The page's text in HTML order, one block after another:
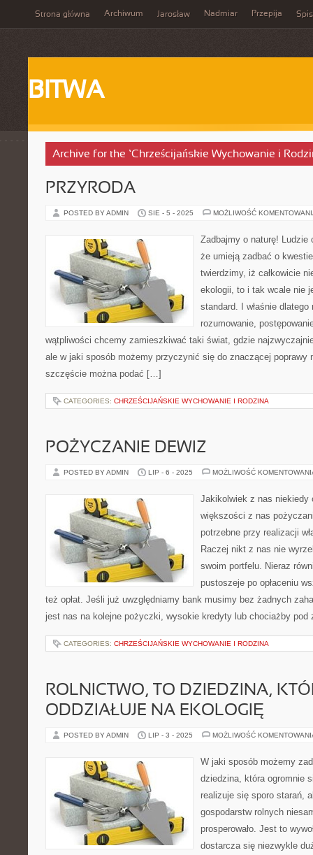
Strona główna Archiwum Jarosław Nadmiar Przepija
BITWA
Archive for the ‘Chrześcijańskie Wychowanie i
PRZYRODA
POSTED BY ADMIN SIE - 5 - 2025 MOŻLIWOŚĆ
Zadbajmy o naturę! Ludzie
że umieją zadbać o
twierdzimy, iż całkowicie
ekologii, to i tak wcale nie
standard. I właśnie
rozumowanie,
wątpliwości chcemy zamieszkiwać taki świat, gdzie
ale w jaki sposób możemy przyczynić się do znaczącej poprawy
szczęście można podać […]
CATEGORIES: CHRZEŚCIJAŃSKIE WYCHOWANIE I RODZINA
POŻYCZANIE DEWIZ
POSTED BY ADMIN LIP - 6 - 2025 MOŻLIWOŚĆ
Jakikolwiek z nas
większości z nas
potrzebne przy realizacji
Raczej nikt z nas nie
swoim portfelu. Nieraz
pustoszeje po opłaceniu
też opłat. Jeśli już uwzględniamy bank musimy bez żadnych
jest nas na kolejne pożyczki, wysokie kredyty lub chociażby
CATEGORIES: CHRZEŚCIJAŃSKIE WYCHOWANIE I RODZINA
ROLNICTWO, TO DZIEDZINA,
ODDZIAŁUJE NA EKOLOGIĘ
POSTED BY ADMIN LIP - 3 - 2025 MOŻLIWOŚĆ
W jaki sposób możemy
dziedzina, która ogromnie
realizuje się sporo starań,
gospodarstw rolnych
prosperowało. Jest to
dostarcza się niezwykle